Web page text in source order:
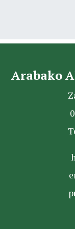
Arabako